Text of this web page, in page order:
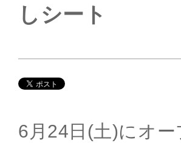
しシート
6月24日(土)にオ